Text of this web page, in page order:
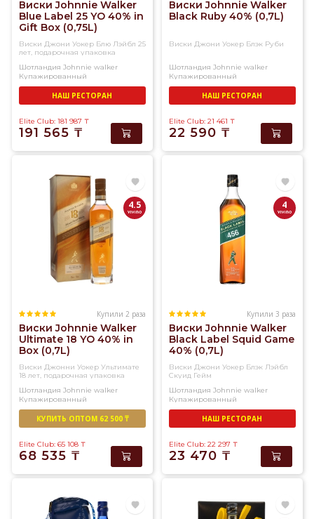
Виски Johnnie Walker
Blue Label 25 YO 40% in
Gift Box (0,75L)
Виски Джони Уокер Блю Лэйбл 25
лет, подарочная упаковка
Шотландия Johnnie walker
Купажированный
НАШ РЕСТОРАН
Elite Club: 181 987 ₸
191 565 ₸
Виски Johnnie Walker
Black Ruby 40% (0,7L)
Виски Джони Уокер Блэк Руби
Шотландия Johnnie walker
Купажированный
НАШ РЕСТОРАН
Elite Club: 21 461 ₸
22 590 ₸
4.5
Купили 2 раза
Виски Johnnie Walker
Ultimate 18 YO 40% in
Box (0,7L)
Виски Джонни Уокер Ультимате
18 лет, подарочная упаковка
Шотландия Johnnie walker
Купажированный
КУПИТЬ ОПТОМ 62 500 ₸
Elite Club: 65 108 ₸
68 535 ₸
4
Купили 3 раза
Виски Johnnie Walker
Black Label Squid Game
40% (0,7L)
Виски Джони Уокер Блэк Лэйбл
Скуид Гейм
Шотландия Johnnie walker
Купажированный
НАШ РЕСТОРАН
Elite Club: 22 297 ₸
23 470 ₸